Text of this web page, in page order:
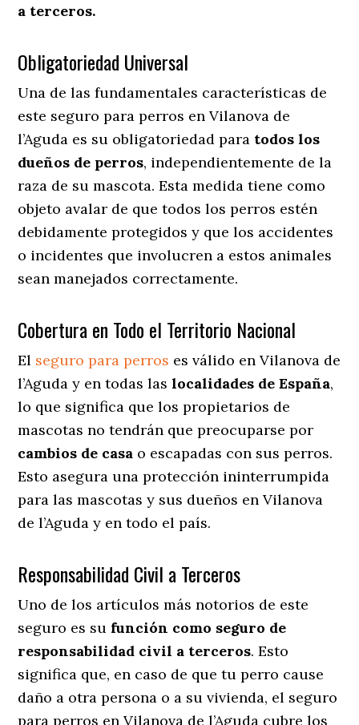
a terceros.
Obligatoriedad Universal
Una de las fundamentales características de
este seguro para perros en Vilanova de
l’Aguda es su obligatoriedad para todos los
dueños de perros, independientemente de la
raza de su mascota. Esta medida tiene como
objeto avalar de que todos los perros estén
debidamente protegidos y que los accidentes
o incidentes que involucren a estos animales
sean manejados correctamente.
Cobertura en Todo el Territorio Nacional
El seguro para perros es válido en Vilanova de
l’Aguda y en todas laslocalidades de España,
lo que significa que los propietarios de
mascotas no tendrán que preocuparse por
cambios de casa o escapadas con sus perros.
Esto asegura una protección ininterrumpida
para las mascotas y sus dueños en Vilanova
de l’Aguda y en todo el país.
Responsabilidad Civil a Terceros
Uno de los artículos más notorios de este
seguro es su función como seguro de
responsabilidad civil a terceros. Esto
significa que, en caso de que tu perro cause
daño a otra persona o a su vivienda, el seguro
para perros en Vilanova de l’Aguda cubre los